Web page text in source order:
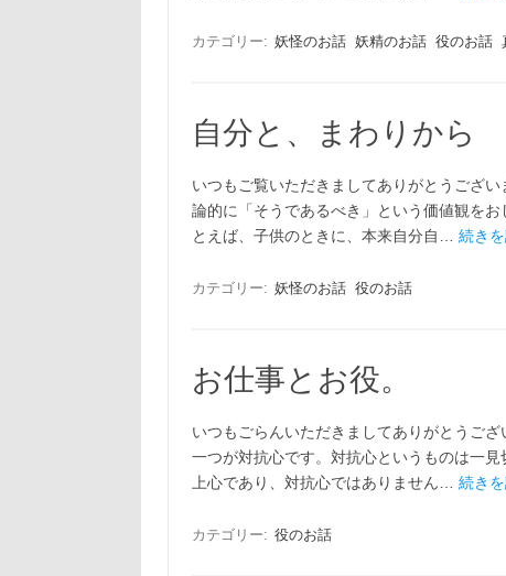
カテゴリー: 妖怪のお話 妖精のお話 役のお話
自分と、まわりから
いつもご覧いただきましてありがとうござ
論的に「そうであるべき」という価値観を
とえば、子供のときに、本来自分自… 続き
カテゴリー: 妖怪のお話 役のお話
お仕事とお役。
いつもごらんいただきましてありがとうご
一つが対抗心です。対抗心というものは一
上心であり、対抗心ではありません… 続き
カテゴリー: 役のお話